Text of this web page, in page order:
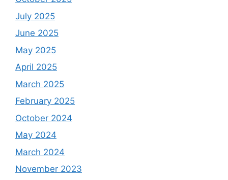
July 2025
June 2025
May 2025
April 2025
March 2025
February 2025
October 2024
May 2024
March 2024
November 2023